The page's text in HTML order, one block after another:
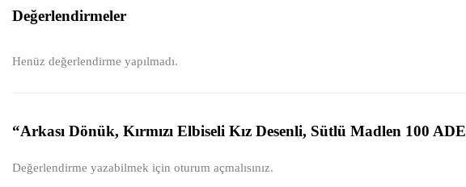
Değerlendirmeler
Henüz değerlendirme yapılmadı.
“Arkası Dönük, Kırmızı Elbiseli Kız Desenli, Sütlü Madlen 100
Değerlendirme yazabilmek için oturum açmalısınız.